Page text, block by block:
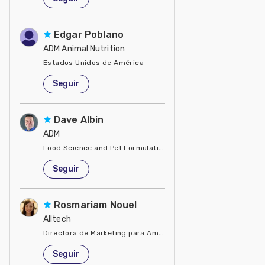
Edgar Poblano
ADM Animal Nutrition
Estados Unidos de América
Seguir
Dave Albin
ADM
Food Science and Pet Formulation
Estados Unidos de América
Seguir
Rosmariam Nouel
Alltech
Directora de Marketing para América Latina
Estados Unidos de América
Seguir